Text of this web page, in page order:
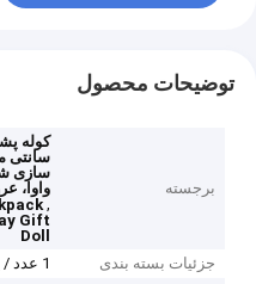
توضیحات محصول
برجسته
سانتی
واوا،
,
Gift
Doll
جزئیات بسته بندی
1 عدد / پلی کیسه